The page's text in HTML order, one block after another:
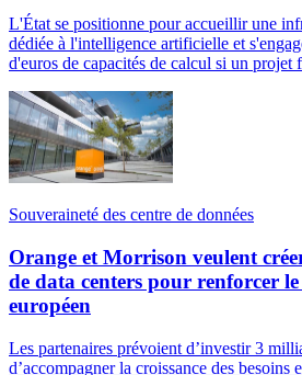
L'État se positionne pour accueillir une
dédiée à l'intelligence artificielle et
d'euros de capacités de calcul si un projet
Souveraineté des centre de données
Orange et Morrison veulent
de data centers pour renforcer
européen
Les partenaires prévoient d’investir 3
d’accompagner la croissance des besoins